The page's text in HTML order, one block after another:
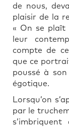
de nous,
plaisir de la
« On se plaît
leur
compte de
que ce
poussé à
égotique.
Lorsqu’on
par le